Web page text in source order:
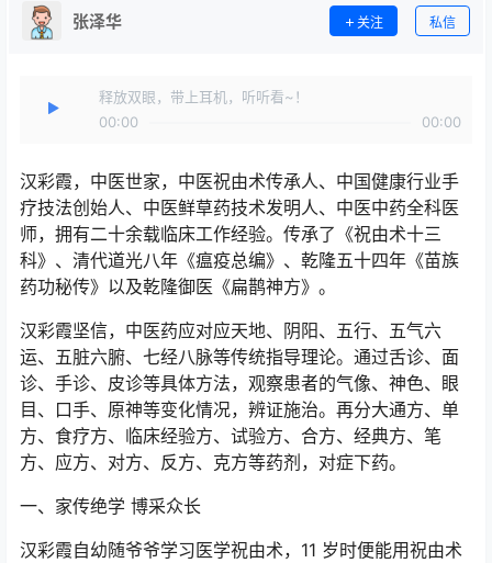
张泽华 关注 私信
释放双眼，带上耳机，听听看~！
00:00
00:00
汉彩霞，中医世家，中医祝由术传承人、中国健康行业手
疗技法创始人、中医鲜草药技术发明人、中医中药全科医
师，拥有二十余载临床工作经验。传承了《祝由术十三
科》、清代道光八年《瘟疫总编》、乾隆五十四年《苗族
药功秘传》以及乾隆御医《扁鹊神方》。
汉彩霞坚信，中医药应对应天地、阴阳、五行、五气六
运、五脏六腑、七经八脉等传统指导理论。通过舌诊、面
诊、手诊、皮诊等具体方法，观察患者的气像、神色、眼
目、口手、原神等变化情况，辨证施治。再分大通方、单
方、食疗方、临床经验方、试验方、合方、经典方、笔
方、应方、对方、反方、克方等药剂，对症下药。
一、家传绝学 博采众长
汉彩霞自幼随爷爷学习医学祝由术，11 岁时便能用祝由术